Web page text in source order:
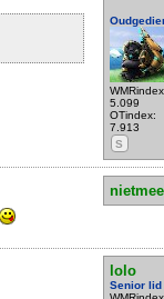
5.099
OTindex:
7.913
S
lolo
Senior lid